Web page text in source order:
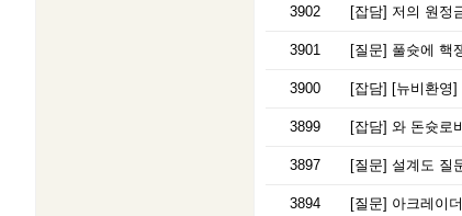
3902 [잡담] 저의 원정
3901 [질문] 풀슛에 핵
3900 [잡담] [뉴비환영
3899 [잡담] 와 돈슛로
3897 [질문] 설계도 질
3894 [질문] 아크레이